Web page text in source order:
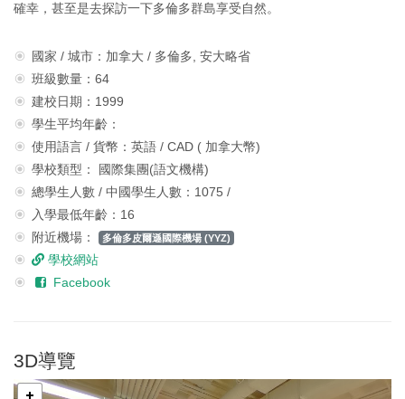
確幸，甚至是去探訪一下多倫多群島享受自然。
國家 / 城市：加拿大 / 多倫多, 安大略省
班級數量：64
建校日期：1999
學生平均年齡：
使用語言 / 貨幣：英語 / CAD ( 加拿大幣)
學校類型： 國際集團(語文機構)
總學生人數 / 中國學生人數：1075 /
入學最低年齡：16
附近機場：
多倫多皮爾遜國際機場 (YYZ)
學校網站
Facebook
3D導覽